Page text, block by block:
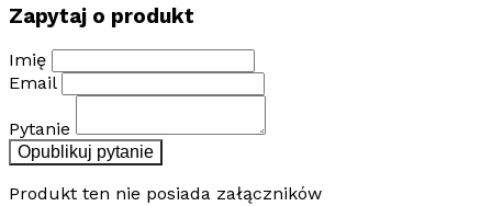
Zapytaj o produkt
Imię
Email
Pytanie
Opublikuj pytanie
Produkt ten nie posiada załączników